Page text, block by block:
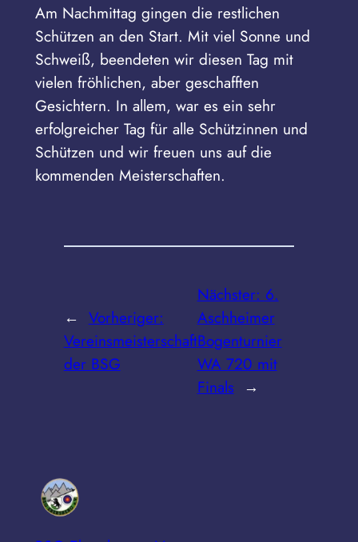
Am Nachmittag gingen die restlichen
Schützen an den Start. Mit viel Sonne und
Schweiß, beendeten wir diesen Tag mit
vielen fröhlichen, aber geschafften
Gesichtern. In allem, war es ein sehr
erfolgreicher Tag für alle Schützinnen und
Schützen und wir freuen uns auf die
kommenden Meisterschaften.
← Vorheriger:
Vereinsmeisterschaft
der BSG
Nächster: 6.
Aschheimer
Bogenturnier
WA 720 mit
Finals →